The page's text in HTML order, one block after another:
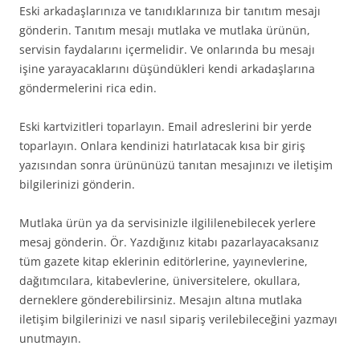
Eski arkadaşlarınıza ve tanıdıklarınıza bir tanıtım mesajı
gönderin. Tanıtım mesajı mutlaka ve mutlaka ürünün,
servisin faydalarını içermelidir. Ve onlarında bu mesajı
işine yarayacaklarını düşündükleri kendi arkadaşlarına
göndermelerini rica edin.
Eski kartvizitleri toparlayın. Email adreslerini bir yerde
toparlayın. Onlara kendinizi hatırlatacak kısa bir giriş
yazısından sonra ürününüzü tanıtan mesajınızı ve iletişim
bilgilerinizi gönderin.
Mutlaka ürün ya da servisinizle ilgililenebilecek yerlere
mesaj gönderin. Ör. Yazdığınız kitabı pazarlayacaksanız
tüm gazete kitap eklerinin editörlerine, yayınevlerine,
dağıtımcılara, kitabevlerine, üniversitelere, okullara,
derneklere gönderebilirsiniz. Mesajın altına mutlaka
iletişim bilgilerinizi ve nasıl sipariş verilebileceğini yazmayı
unutmayın.